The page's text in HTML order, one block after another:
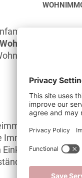
,
Wohnzwecken
bietet eine
Immobilie
zu